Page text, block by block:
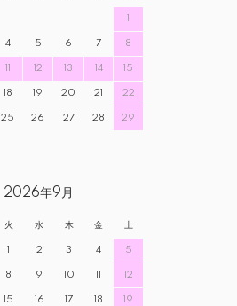
1
4 5 6 7 8
11 12 13 14 15
18 19 20 21 22
25 26 27 28 29
2026年9月
火 水 木 金 土
1 2 3 4 5
8 9 10 11 12
15 16 17 18 19